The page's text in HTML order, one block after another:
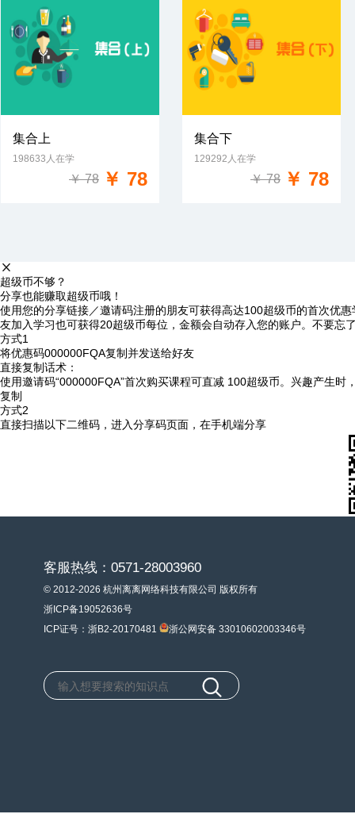
免费试学
集合上
198633人在学
￥ 78 ￥ 78
免费试学
集合下
129292人在学
￥ 78 ￥ 78
超级币不够？
分享也能赚取超级币哦！
使用您的分享链接／邀请码注册的朋友可获得高达100超级币的首次优
友加入学习也可获得20超级币每位，金额会自动存入您的账户。不要忘
方式1
将优惠码000000FQA复制并发送给好友
直接复制话术：
使用邀请码“000000FQA”首次购买课程可直减 100超级币。兴趣产生时
复制
方式2
直接扫描以下二维码，进入分享码页面，在手机端分享
客服热线：0571-28003960
© 2012-2026 杭州离离网络科技有限公司 版权所有
浙ICP备19052636号
ICP证号：浙B2-20170481
浙公网安备 33010602003346号